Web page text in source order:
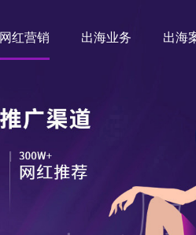
网红营销 出海业务 出海